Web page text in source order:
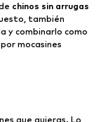
chinos sin arrugas
también
y combinarlo como
mocasines
que quieras. Lo